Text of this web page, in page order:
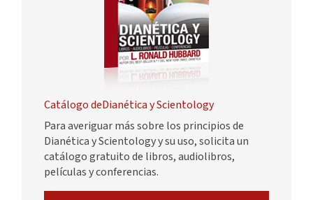
Catálogo deDianética y Scientology
Para averiguar más sobre los principios de
Dianética y Scientology y su uso, solicita un
catálogo gratuito de libros, audiolibros,
películas y conferencias.